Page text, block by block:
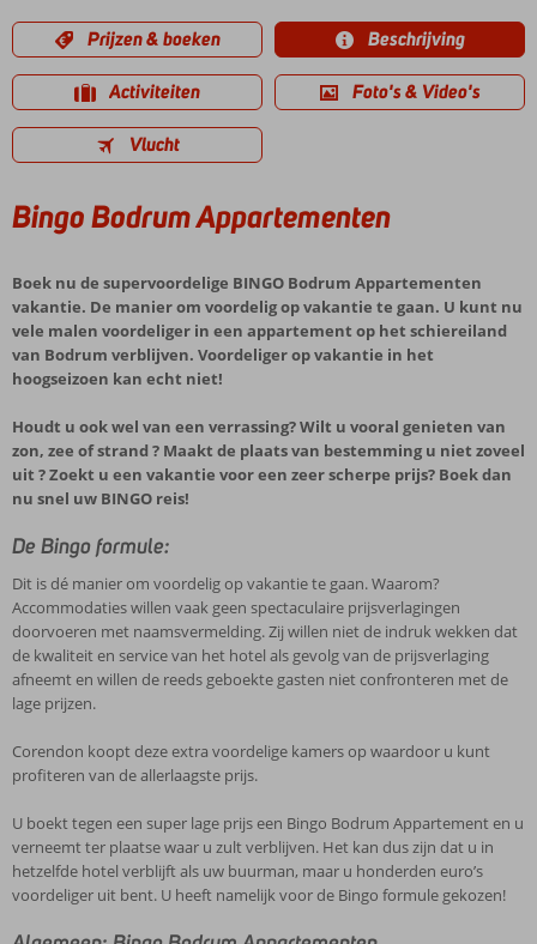
Prijzen & boeken Beschrijving
Activiteiten Foto's & Video's
Vlucht
Bingo Bodrum Appartementen
Boek nu de supervoordelige BINGO Bodrum Appartementen
vakantie. De manier om voordelig op vakantie te gaan. U kunt nu
vele malen voordeliger in een appartement op het schiereiland
van Bodrum verblijven. Voordeliger op vakantie in het
hoogseizoen kan echt niet!
Houdt u ook wel van een verrassing? Wilt u vooral genieten van
zon, zee of strand ? Maakt de plaats van bestemming u niet zoveel
uit ? Zoekt u een vakantie voor een zeer scherpe prijs? Boek dan
nu snel uw BINGO reis!
De Bingo formule:
Dit is dé manier om voordelig op vakantie te gaan. Waarom?
Accommodaties willen vaak geen spectaculaire prijsverlagingen
doorvoeren met naamsvermelding. Zij willen niet de indruk wekken dat
de kwaliteit en service van het hotel als gevolg van de prijsverlaging
afneemt en willen de reeds geboekte gasten niet confronteren met de
lage prijzen.
Corendon koopt deze extra voordelige kamers op waardoor u kunt
profiteren van de allerlaagste prijs.
U boekt tegen een super lage prijs een Bingo Bodrum Appartement en u
verneemt ter plaatse waar u zult verblijven. Het kan dus zijn dat u in
hetzelfde hotel verblijft als uw buurman, maar u honderden euro’s
voordeliger uit bent. U heeft namelijk voor de Bingo formule gekozen!